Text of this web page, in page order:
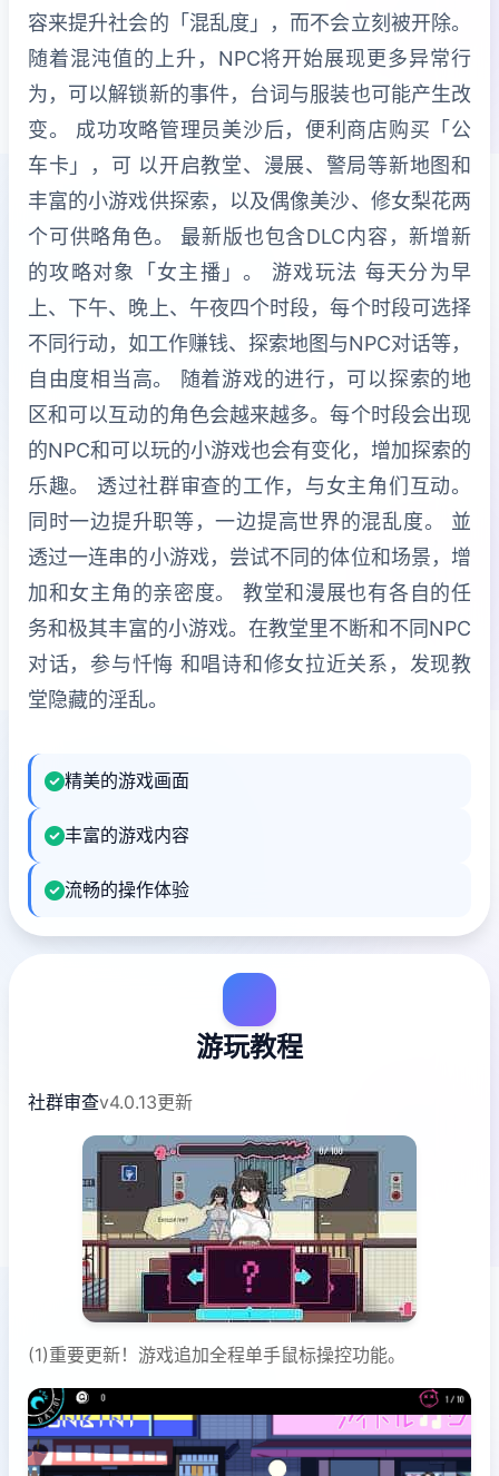
容来提升社会的「混乱度」，而不会立刻被开除。
随着混沌值的上升，NPC将开始展现更多异常行
为，可以解锁新的事件，台词与服装也可能产生改
变。 成功攻略管理员美沙后，便利商店购买「公
车卡」，可 以开启教堂、漫展、警局等新地图和
丰富的小游戏供探索，以及偶像美沙、修女梨花两
个可供略角色。 最新版也包含DLC内容，新增新
的攻略对象「女主播」。 游戏玩法 每天分为早
上、下午、晚上、午夜四个时段，每个时段可选择
不同行动，如工作赚钱、探索地图与NPC对话等，
自由度相当高。 随着游戏的进行，可以探索的地
区和可以互动的角色会越来越多。每个时段会出现
的NPC和可以玩的小游戏也会有变化，增加探索的
乐趣。 透过社群审查的工作，与女主角们互动。
同时一边提升职等，一边提高世界的混乱度。 並
透过一连串的小游戏，尝试不同的体位和场景，增
加和女主角的亲密度。 教堂和漫展也有各自的任
务和极其丰富的小游戏。在教堂里不断和不同NPC
对话，参与忏悔 和唱诗和修女拉近关系，发现教
堂隐藏的淫乱。
精美的游戏画面
丰富的游戏内容
流畅的操作体验
游玩教程
社群审查v4.0.13更新
(1)重要更新！游戏追加全程单手鼠标操控功能。